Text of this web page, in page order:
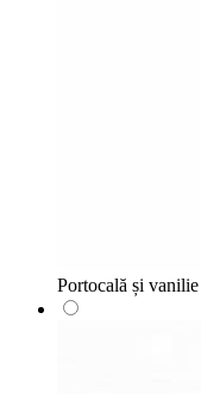
Portocală și vanilie